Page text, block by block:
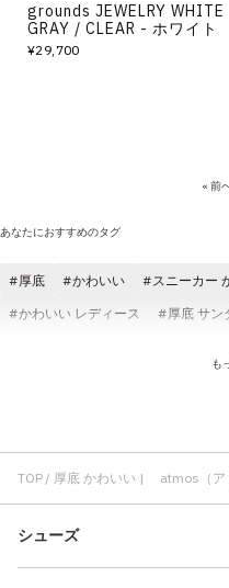
grounds JEWELRY WHITE
GRAY / CLEAR - ホワイト
¥29,700
« 前
あなたにおすすめのタグ
厚底 かわいい スニーカー
かわいい レディース
厚底 サン
厚底 クロッグ
も
TOP 厚底 かわいい | atmos（ア
シューズ